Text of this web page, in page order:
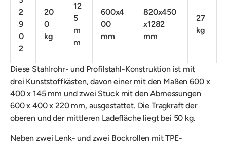
2
9
0
2
20
0
kg
12
5
m
m
600x4
00
mm
820x450
x1282
mm
27
kg
Diese Stahlrohr- und Profilstahl-Konstruktion ist mit
drei Kunststoffkästen, davon einer mit den Maßen 600 x
400 x 145 mm und zwei Stück mit den Abmessungen
600 x 400 x 220 mm, ausgestattet. Die Tragkraft der
oberen und der mittleren Ladefläche liegt bei 50 kg.
Nebenzwei Lenk- und zwei Bockrollen mit TPE-